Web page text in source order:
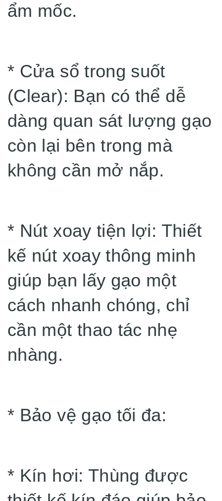
ẩm mốc.
* Cửa sổ trong suốt
(Clear): Bạn có thể dễ
dàng quan sát lượng gạo
còn lại bên trong mà
không cần mở nắp.
* Nút xoay tiện lợi: Thiết
kế nút xoay thông minh
giúp bạn lấy gạo một
cách nhanh chóng, chỉ
cần một thao tác nhẹ
nhàng.
* Bảo vệ gạo tối đa:
* Kín hơi: Thùng được